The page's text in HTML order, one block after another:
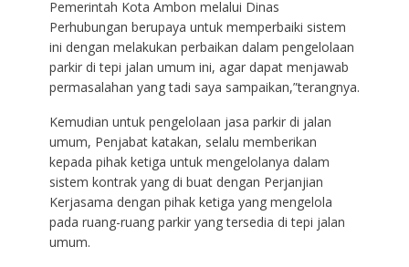
Pemerintah Kota Ambon melalui Dinas
Perhubungan berupaya untuk memperbaiki sistem
ini dengan melakukan perbaikan dalam pengelolaan
parkir di tepi jalan umum ini, agar dapat menjawab
permasalahan yang tadi saya sampaikan,”terangnya.
Kemudian untuk pengelolaan jasa parkir di jalan
umum, Penjabat katakan, selalu memberikan
kepada pihak ketiga untuk mengelolanya dalam
sistem kontrak yang di buat dengan Perjanjian
Kerjasama dengan pihak ketiga yang mengelola
pada ruang-ruang parkir yang tersedia di tepi jalan
umum.